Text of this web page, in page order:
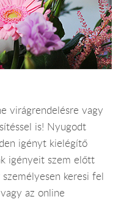
virágrendelésre vagy
is! Nyugodt
igényt kielégítő
igényeit szem előtt
keresi fel
az online